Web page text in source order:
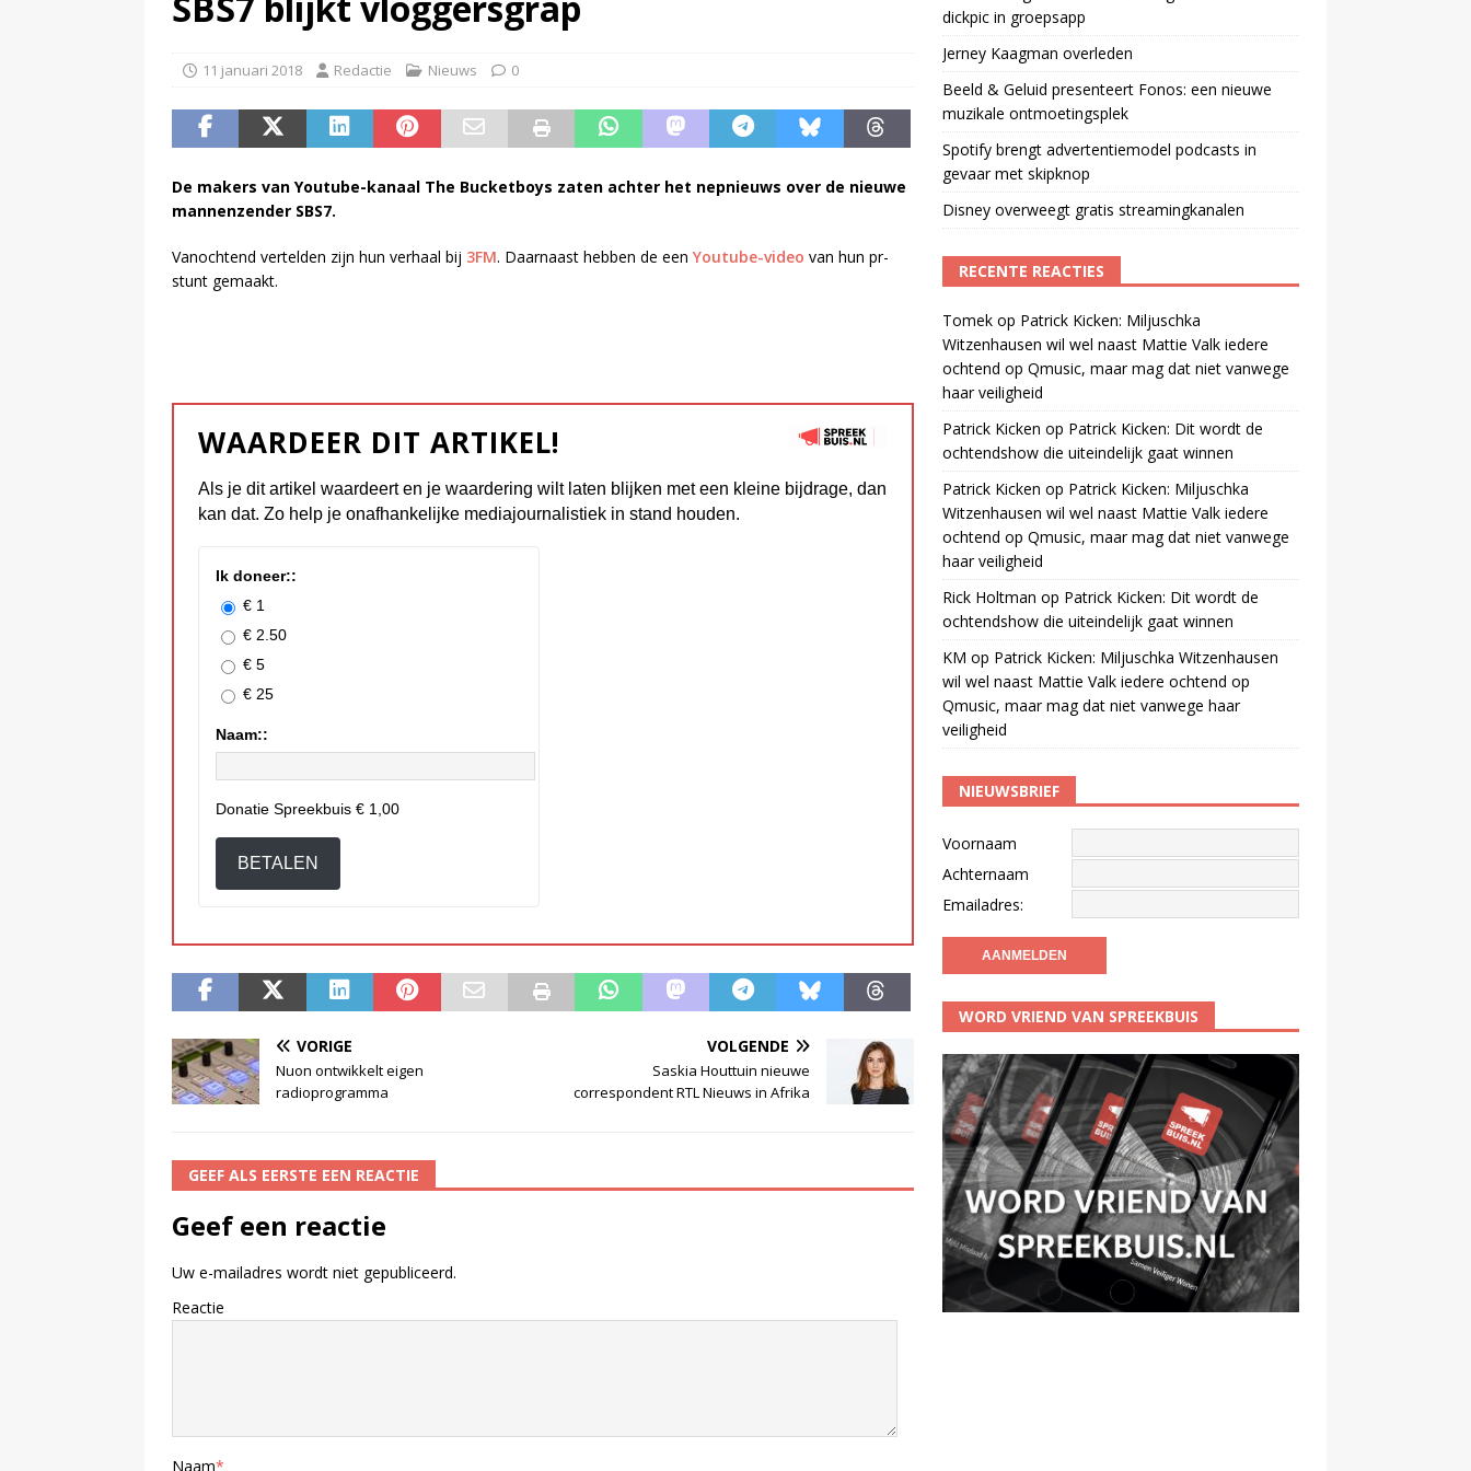
(NPO-manager Menno de Boer geschorst na dickpic in groepsapp
11 januari 2018 Redactie Nieuws 0
De makers van Youtube-kanaal The Bucketboys zaten achter het nepnieuws over de nieuwe
mannenzender SBS7.
Vanochtend vertelden zijn hun verhaal bij 3FM. Daarnaast hebben de een Youtube-video van hun pr-
stunt gemaakt.
WAARDEER DIT ARTIKEL!
Als je dit artikel waardeert en je waardering wilt laten blijken met een kleine bijdrage, dan
kan dat. Zo help je onafhankelijke mediajournalistiek in stand houden.
Ik doneer::
€ 1
€ 2.50
€ 5
€ 25
Naam::
Donatie Spreekbuis € 1,00
BETALEN
VORIGE
Nuon ontwikkelt eigen
radioprogramma
VOLGENDE
Saskia Houttuin nieuwe
correspondent RTL Nieuws in Afrika
GEEF ALS EERSTE EEN REACTIE
Geef een reactie
Uw e-mailadres wordt niet gepubliceerd.
Reactie
Naam*
dickpic in groepsapp
Jerney Kaagman overleden
Beeld & Geluid presenteert Fonos: een nieuwe
muzikale ontmoetingsplek
Spotify brengt advertentiemodel podcasts in
gevaar met skipknop
Disney overweegt gratis streamingkanalen
RECENTE REACTIES
Tomekop Patrick Kicken: Miljuschka
Witzenhausen wil wel naast Mattie Valk iedere
ochtend op Qmusic, maar mag dat niet vanwege
haar veiligheid
Patrick Kicken op Patrick Kicken: Dit wordt de
ochtendshow die uiteindelijk gaat winnen
Patrick Kicken op Patrick Kicken: Miljuschka
Witzenhausen wil wel naast Mattie Valk iedere
ochtend op Qmusic, maar mag dat niet vanwege
haar veiligheid
Rick Holtman op Patrick Kicken: Dit wordt de
ochtendshow die uiteindelijk gaat winnen
KM op Patrick Kicken: Miljuschka Witzenhausen
wil wel naast Mattie Valk iedere ochtend op
Qmusic, maar mag dat niet vanwege haar
veiligheid
NIEUWSBRIEF
Voornaam
Achternaam
Emailadres:
WORD VRIEND VAN SPREEKBUIS